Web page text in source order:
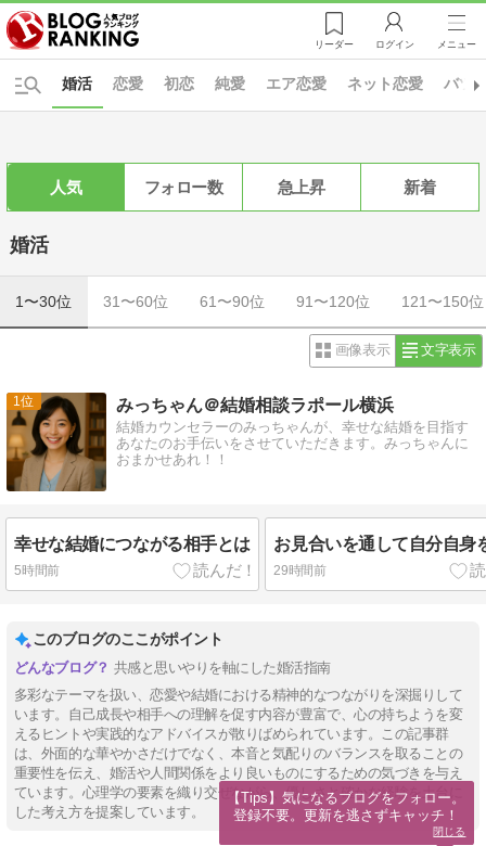
リーダー ログイン メニュー
恋愛 初恋 純愛 エア恋愛 ネット恋愛 バツ
婚活
人気 フォロー数 急上昇 新着
婚活
1〜30位 31〜60位 61〜90位 91〜120位 121〜150位
画像表示 文字表示
1 みっちゃん＠結婚相談ラポール横浜
結婚カウンセラーのみっちゃんが、幸せな結婚を目指す
あなたのお手伝いをさせていただきます。みっちゃんに
おまかせあれ！！
幸せな結婚につながる相手とは
5時間前
お見合いを通して自分自身
29時間前
このブログのここがポイント
共感と思いやりを軸にした婚活指南
多彩なテーマを扱い、恋愛や結婚における精神的なつながりを深掘りして
います。自己成長や相手への理解を促す内容が豊富で、心の持ちようを変
えるヒントや実践的なアドバイスが散りばめられています。この記事群
は、外面的な華やかさだけでなく、本音と気配りのバランスを取ることの
重要性を伝え、婚活や人間関係をより良いものにするための気づきを与え
ています。心理学の要素を織り交ぜながら、優しさと確かな経験を土台に
した考え方を提案しています。
【Tips】気になるブログをフォロー。
登録不要。更新を逃さずキャッチ！
閉じる